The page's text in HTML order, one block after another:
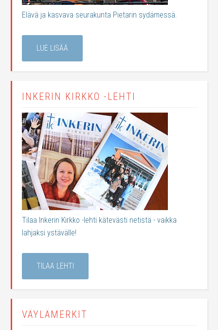
Elävä ja kasvava seurakunta Pietarin sydämessä.
LUE LISÄÄ
INKERIN KIRKKO -LEHTI
Tilaa Inkerin Kirkko -lehti kätevästi netistä - vaikka
lahjaksi ystävälle!
TILAA LEHTI
VÄYLÄMERKIT